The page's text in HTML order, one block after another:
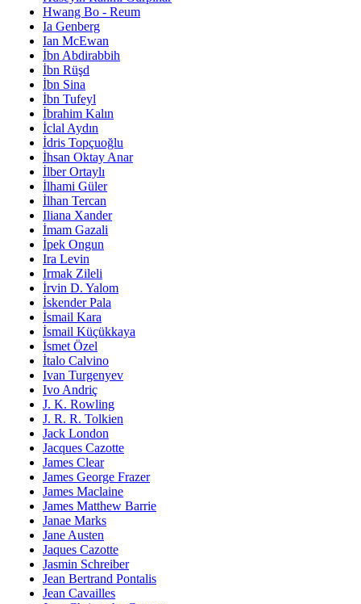
Hwang Bo - Reum
Ia Genberg
Ian McEwan
İbn Abdirabbih
İbn Rüşd
İbn Sina
İbn Tufeyl
İbrahim Kalın
İclal Aydın
İdris Topçuoğlu
İhsan Oktay Anar
İlber Ortaylı
İlhami Güler
İlhan Tercan
Iliana Xander
İmam Gazali
İpek Ongun
Ira Levin
Irmak Zileli
İrvin D. Yalom
İskender Pala
İsmail Kara
İsmail Küçükkaya
İsmet Özel
İtalo Calvino
Ivan Turgenyev
Ivo Andriç
J. K. Rowling
J. R. R. Tolkien
Jack London
Jacques Cazotte
James Clear
James George Frazer
James Maclaine
James Matthew Barrie
Janae Marks
Jane Austen
Jaques Cazotte
Jasmin Schreiber
Jean Bertrand Pontalis
Jean Cavailles